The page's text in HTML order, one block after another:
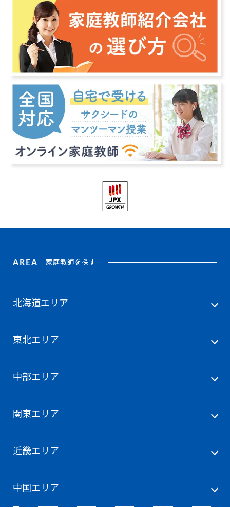
AREA 家庭教師を探す
北海道エリア
東北エリア
中部エリア
関東エリア
近畿エリア
中国エリア